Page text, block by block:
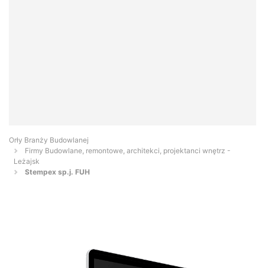
Orły Branży Budowlanej
Firmy Budowlane, remontowe, architekci, projektanci wnętrz -
Leżajsk
Stempex sp.j. FUH